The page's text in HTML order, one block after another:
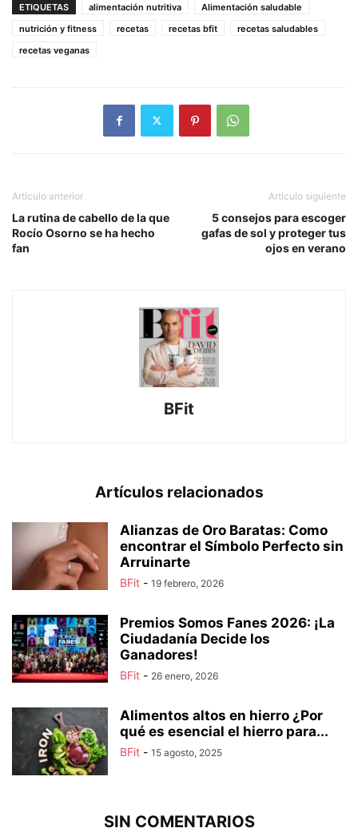
ETIQUETAS alimentación nutritiva
Alimentación saludable
nutrición y fitness
recetas recetas bfit
recetas saludables
recetas veganas
Artículo anterior
La rutina de cabello de la que
Rocío Osorno se ha hecho
fan
Artículo siguiente
5 consejos para escoger
gafas de sol y proteger tus
ojos en verano
BFit
Artículos relacionados
Alianzas de Oro Baratas: Como
encontrar el Símbolo Perfecto sin
Arruinarte
BFit - 19 febrero, 2026
Premios Somos Fanes 2026: ¡La
Ciudadanía Decide los
Ganadores!
BFit - 26 enero, 2026
Alimentos altos en hierro ¿Por
qué es esencial el hierro para...
BFit - 15 agosto, 2025
SIN COMENTARIOS